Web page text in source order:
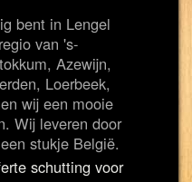
bent in Lengel
van 's-
Azewijn,
Loerbeek,
wij een mooie
Wij leveren door
stukje België.
schutting voor